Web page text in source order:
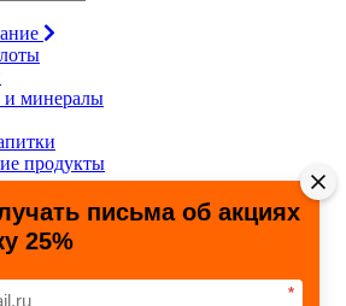
минералы
продукты
и суставов
долголетие
препараты
письма об акциях
25%
*